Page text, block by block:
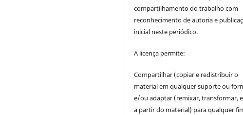
compartilhamento do trabalho com
reconhecimento de autoria e
inicial neste periódico.
A licença permite:
Compartilhar (copiar e redistribuir o
material em qualquer suporte ou
e/ou adaptar (remixar, transformar,
a partir do material) para qualquer